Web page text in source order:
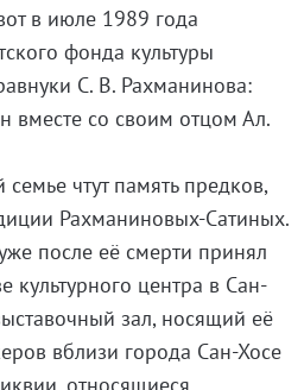
в июле 1989 года
фонда культуры
С. В. Рахманинова:
вместе со своим отцом Ал.
чтут память предков,
Рахманиновых-Сатиных.
после её смерти принял
культурного центра в Сан-
зал, носящий её
вблизи города Сан-Хосе
относящиеся